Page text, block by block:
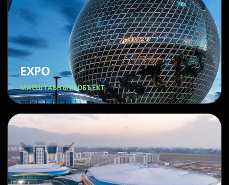
EXPO
МАСШТАБНЫЙ ОБЪЕКТ